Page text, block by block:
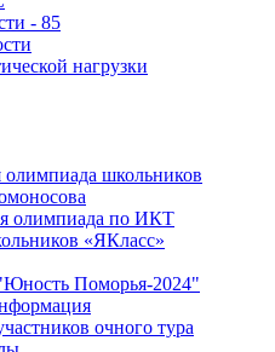
- 85
нагрузки
олимпиада школьников
олимпиада по ИКТ
«ЯКласс»
Поморья-2024"
очного тура